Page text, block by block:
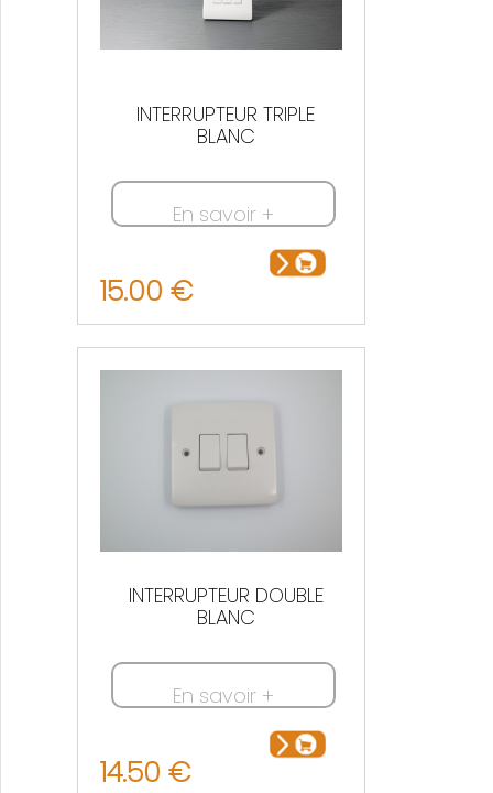
INTERRUPTEUR TRIPLE
BLANC
En savoir +
15.00 €
INTERRUPTEUR DOUBLE
BLANC
En savoir +
14.50 €